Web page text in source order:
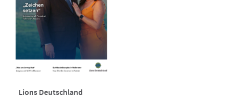
Lions Deutschland